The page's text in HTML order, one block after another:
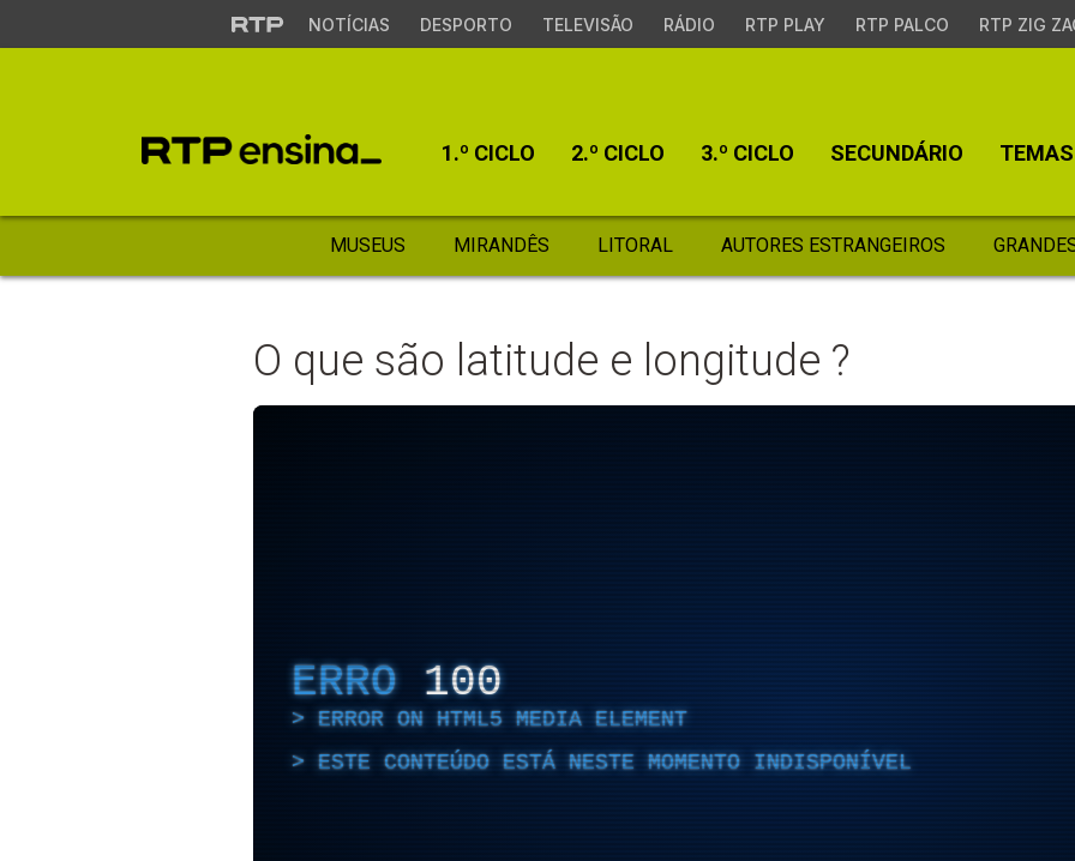
NOTÍCIAS DESPORTO TELEVISÃO RÁDIO RTP PLAY RTP PALCO RTP ZIG
1.º CICLO 2.º CICLO 3.º CICLO SECUNDÁRIO TEMAS
MUSEUS MIRANDÊS LITORAL AUTORES ESTRANGEIROS
O que são latitude e longitude ?
ERRO 100
ERROR ON HTML5 MEDIA ELEMENT
ESTE CONTEÚDO ESTÁ NESTE MOMENTO INDISPONÍVEL